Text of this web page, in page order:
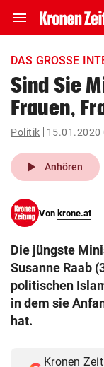
menu Navigation
ein-/
account_circle Anmelden
pin_drop
Wien
search
eingeben
DAS GROSSE
Sind Sie
Frauen,
Politik 15.01.2020
play_arrow Anhören
Von krone.at
Die jüngste
Susanne Raab
politischen
in dem sie
hat.
Kronen